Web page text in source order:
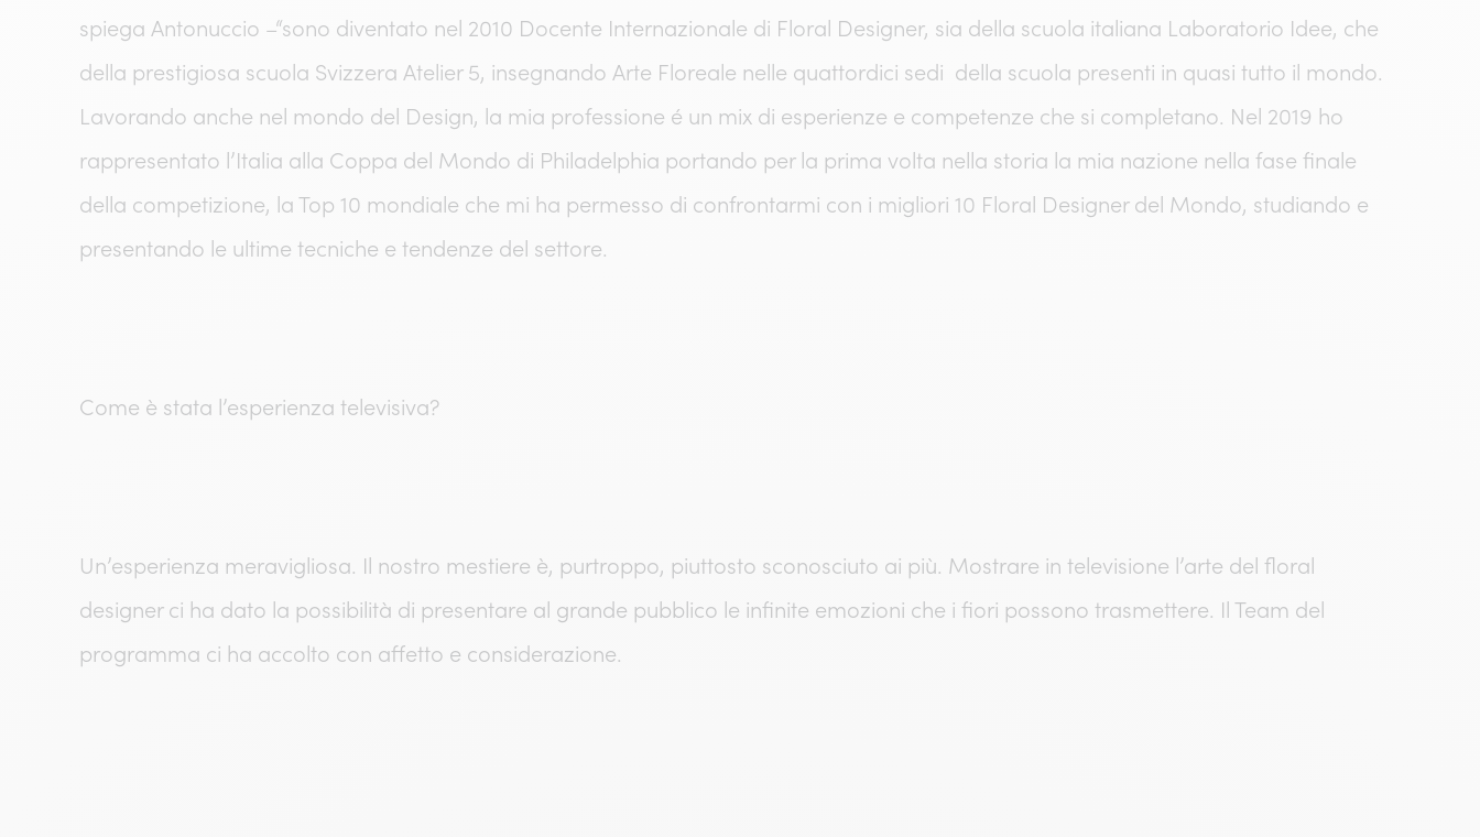
spiega Antonuccio –“sono diventato nel 2010 Docente Internazionale di Floral Designer, sia della scuola italiana Laboratorio Idee, che
della prestigiosa scuola Svizzera Atelier 5, insegnando Arte Floreale nelle quattordici sedi della scuola presenti in quasi tutto il mondo.
Lavorando anche nel mondo del Design, la mia professione é un mix di esperienze e competenze che si completano. Nel 2019 ho
rappresentato l’Italia alla Coppa del Mondo di Philadelphia portando per la prima volta nella storia la mia nazione nella fase finale
della competizione, la Top 10 mondiale che mi ha permesso di confrontarmi con i migliori 10 Floral Designer del Mondo, studiando e
presentando le ultime tecniche e tendenze del settore.
Come è stata l’esperienza televisiva?
Un’esperienza meravigliosa. Il nostro mestiere è, purtroppo, piuttosto sconosciuto ai più. Mostrare in televisione l’arte del floral
designer ci ha dato la possibilità di presentare al grande pubblico le infinite emozioni che i fiori possono trasmettere. Il Team del
programma ci ha accolto con affetto e considerazione.